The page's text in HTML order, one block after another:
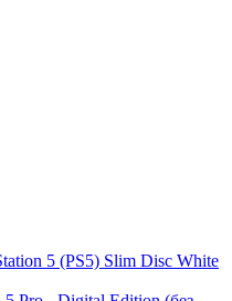
5 (PS5) Slim Disc White